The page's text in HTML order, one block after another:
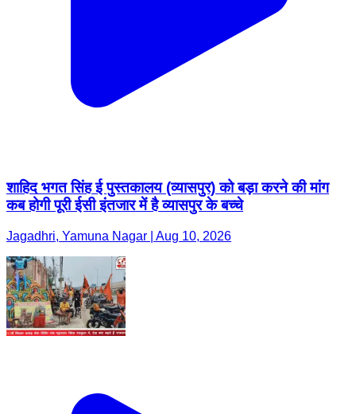
शाहिद भगत सिंह ई पुस्तकालय (व्यासपुर) को बड़ा करने की मांग
कब होगी पूरी ईसी इंतजार में है व्यासपुर के बच्चे
Jagadhri, Yamuna Nagar | Aug 10, 2026